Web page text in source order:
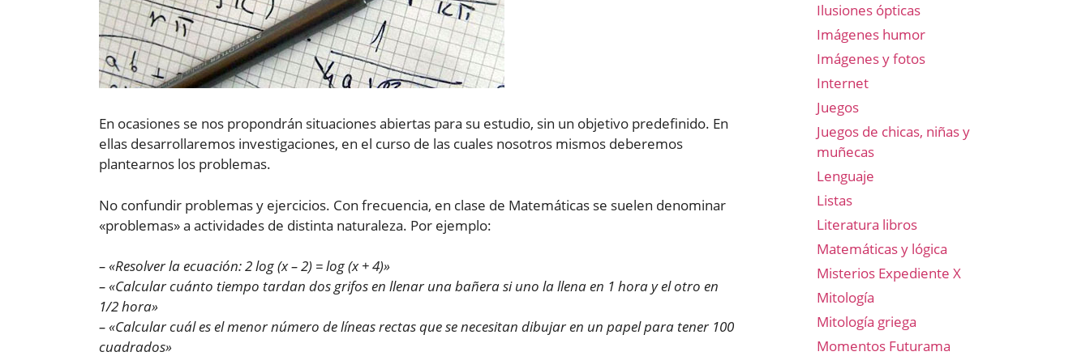
En ocasiones se nos propondrán situaciones abiertas para su estudio, sin un objetivo predefinido. En
ellas desarrollaremos investigaciones, en el curso de las cuales nosotros mismos deberemos
plantearnos los problemas.
No confundir problemas y ejercicios. Con frecuencia, en clase de Matemáticas se suelen denominar
«problemas» a actividades de distinta naturaleza. Por ejemplo:
– «Resolver la ecuación: 2 log (x – 2) = log (x + 4)»
– «Calcular cuánto tiempo tardan dos grifos en llenar una bañera si uno la llena en 1 hora y el otro en
1/2 hora»
– «Calcular cuál es el menor número de líneas rectas que se necesitan dibujar en un papel para tener 100
cuadrados»
Ilusiones ópticas
Imágenes humor
Imágenes y fotos
Internet
Juegos
Juegos de chicas, niñas y
muñecas
Lenguaje
Listas
Literatura libros
Matemáticas y lógica
Misterios Expediente X
Mitología
Mitología griega
Momentos Futurama